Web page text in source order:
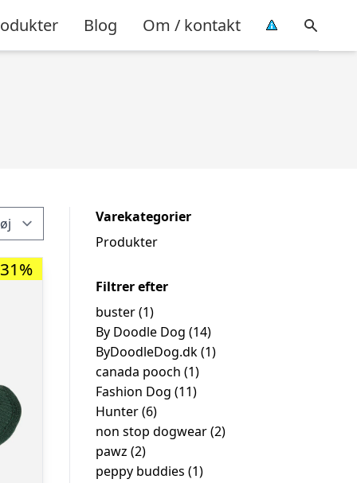
Blog Om / kontakt
Varekategorier
Produkter
Filtrer efter
buster(1)
By Doodle Dog (14)
ByDoodleDog.dk(1)
canada pooch (1)
Fashion Dog (11)
Hunter(6)
non stop dogwear(2)
pawz (2)
peppy buddies (1)